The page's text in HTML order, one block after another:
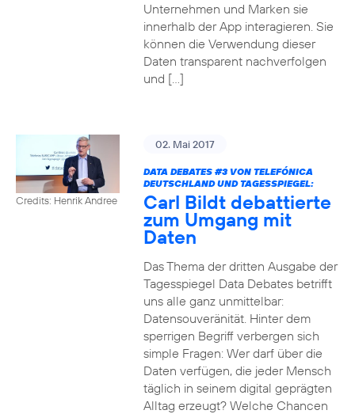
Unternehmen und Marken sie
innerhalb der App interagieren. Sie
können die Verwendung dieser
Daten transparent nachverfolgen
und […]
Credits: Henrik Andree
02. Mai 2017
DATA DEBATES #3VON TELEFÓNICA
DEUTSCHLAND UND TAGESSPIEGEL:
Carl Bildt debattierte
zum Umgang mit
Daten
Das Thema der dritten Ausgabe der
Tagesspiegel Data Debates betrifft
uns alle ganz unmittelbar:
Datensouveränität. Hinter dem
sperrigen Begriff verbergen sich
simple Fragen: Wer darf über die
Daten verfügen, die jeder Mensch
täglich in seinem digital geprägten
Alltag erzeugt? Welche Chancen